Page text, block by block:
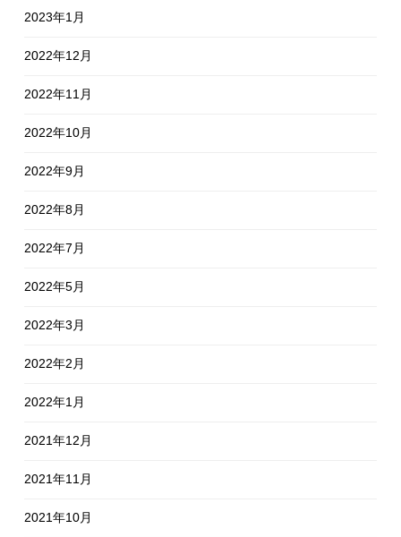
2023年1月
2022年12月
2022年11月
2022年10月
2022年9月
2022年8月
2022年7月
2022年5月
2022年3月
2022年2月
2022年1月
2021年12月
2021年11月
2021年10月